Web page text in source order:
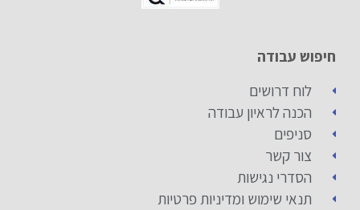
חיפוש עבודה
לוח דרושים
הכנה לראיון עבודה
סניפים
צור קשר
הסדרי נגישות
תנאי שימוש ומדיניות פרטיות